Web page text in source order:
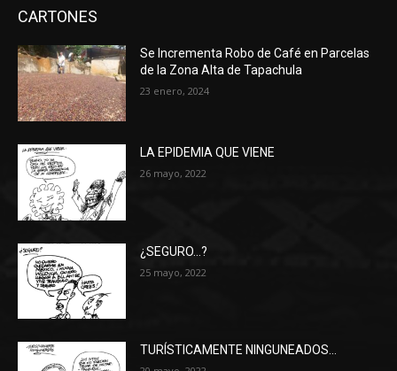
CARTONES
Se Incrementa Robo de Café en Parcelas
de la Zona Alta de Tapachula
23 enero, 2024
LA EPIDEMIA QUE VIENE
26 mayo, 2022
¿SEGURO…?
25 mayo, 2022
TURÍSTICAMENTE NINGUNEADOS…